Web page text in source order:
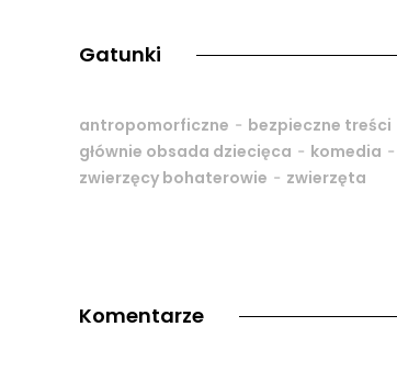
Gatunki
antropomorficzne - bezpieczne treści
głównie obsada dziecięca - komedia -
zwierzęcy bohaterowie - zwierzęta
Komentarze